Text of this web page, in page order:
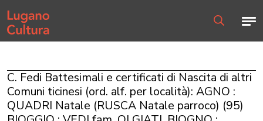
Home page
C. Fedi Battesimali e certificati di Nascita di altri
Comuni ticinesi (ord. alf. per località): AGNO :
QUADRI Natale (RUSCA Natale parroco) (95)